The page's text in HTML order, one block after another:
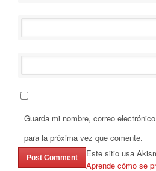
Guarda mi nombre, correo
para la próxima vez que comente.
Este sitio usa
Aprende cómo se